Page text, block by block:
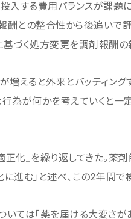
入する費用バランスが課題
との整合性から後追いで
づく処方変更を調剤報酬の
えると外来とバッティング
為が何かを考えていくと一
正化』を繰り返してきた。
進む」と述べ、この2年間で
ては「薬を届ける大変さが